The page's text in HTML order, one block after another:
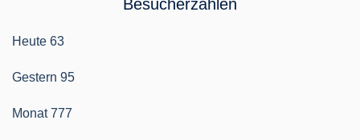
Besucherzahlen
Heute 63
Gestern 95
Monat777